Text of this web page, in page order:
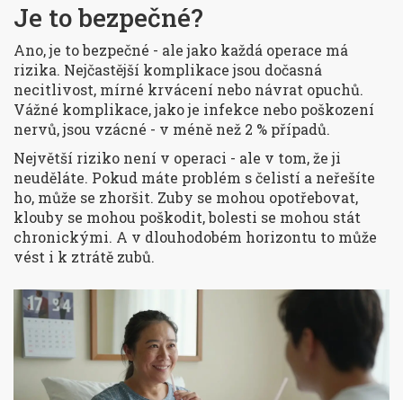
Je to bezpečné?
Ano, je to bezpečné - ale jako každá operace má
rizika. Nejčastější komplikace jsou dočasná
necitlivost, mírné krvácení nebo návrat opuchů.
Vážné komplikace, jako je infekce nebo poškození
nervů, jsou vzácné - v méně než 2 % případů.
Největší riziko není v operaci - ale v tom, že ji
neuděláte. Pokud máte problém s čelistí a neřešíte
ho, může se zhoršit. Zuby se mohou opotřebovat,
klouby se mohou poškodit, bolesti se mohou stát
chronickými. A v dlouhodobém horizontu to může
vést i k ztrátě zubů.